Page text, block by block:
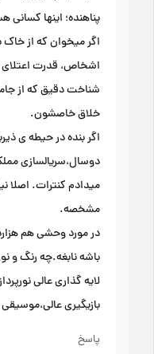
پناهنده؛ اینها
اگر میخوان که از
اشخاص، قدرت اعتلای
شناخت دقیق که از
خلاق خاصشون.
اگر بنده در حیطه ی
میدادم کنترات. اصلا
مشخصه.
در مورد وحشی هم
باشه نابغه.چه رنگ و
لایه گذاری عالی
بازیگیری
پاسخ